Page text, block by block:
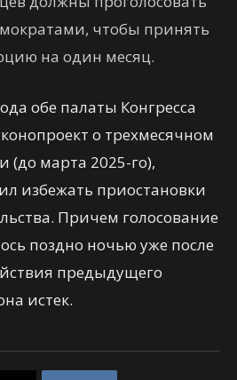
чтобы принять
на один месяц.
обе палаты Конгресса
о трехмесячном
(до марта 2025-го),
избежать приостановки
Причем голосование
поздно ночью уже после
предыдущего
истек.